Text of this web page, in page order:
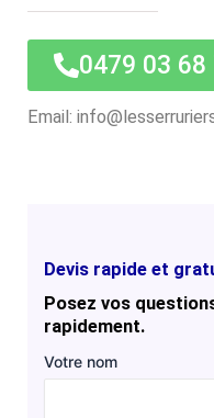
0479 03 68
Email:
Devis rapide et
Posez vos
rapidement.
Votre nom